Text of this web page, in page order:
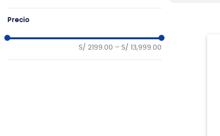
G&L
Precio
S/ 2199.00 – S/ 13,999.00